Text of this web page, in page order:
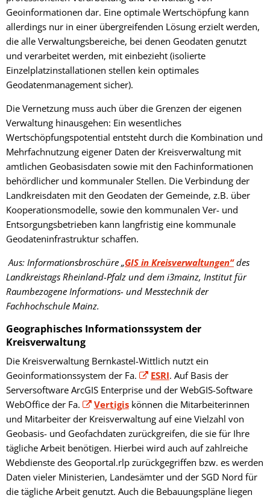
Bachelor of Arts
Praktikum
Öffentliche Bekanntmachungen
Bankverbindungen
Leitbild der Kreisverwaltung
Kreishaus & Fritz von Wille
E-Rechnungen
Kommunalwahl 2024
Radverkehr
Über uns
Orange
Pflege
Wohnen im
Ehrenamtliche Vormundschaft
Kulturpreis des Landkreises
Geoinformationen dar. Eine optimale Wertschöpfung kann
allerdings nur in einer übergreifenden Lösung erzielt werden,
die alle Verwaltungsbereiche, bei denen Geodaten genutzt
und verarbeitet werden, mit einbezieht (isolierte
Einzelplatzinstallationen stellen kein optimales
Geodatenmanagement sicher).
Die Vernetzung muss auch über die Grenzen der eigenen
Verwaltung hinausgehen: Ein wesentliches
Wertschöpfungspotential entsteht durch die Kombination und
Mehrfachnutzung eigener Daten der Kreisverwaltung mit
amtlichen Geobasisdaten sowie mit den Fachinformationen
behördlicher und kommunaler Stellen. Die Verbindung der
Landkreisdaten mit den Geodaten der Gemeinde, z.B. über
Kooperationsmodelle, sowie den kommunalen Ver- und
Entsorgungsbetrieben kann langfristig eine kommunale
Geodateninfrastruktur schaffen.
Aus: Informationsbroschüre „GIS in Kreisverwaltungen“des
Landkreistags Rheinland-Pfalz und dem i3mainz, Institut für
Raumbezogene Informations- und Messtechnik der
Fachhochschule Mainz.
Geographisches Informationssystem der
Kreisverwaltung
Die Kreisverwaltung Bernkastel-Wittlich nutzt ein
Geoinformationssystem der Fa.
ESRI. Auf Basis der
Serversoftware ArcGIS Enterprise und der WebGIS-Software
WebOffice der Fa.
Vertigiskönnen die Mitarbeiterinnen
und Mitarbeiter der Kreisverwaltung auf eine Vielzahl von
Geobasis- und Geofachdaten zurückgreifen, die sie für Ihre
tägliche Arbeit benötigen. Hierbei wird auch auf zahlreiche
Webdienste des Geoportal.rlp zurückgegriffen bzw. es werden
Daten vieler Ministerien, Landesämter und der SGD Nord für
die tägliche Arbeit genutzt. Auch die Bebauungspläne liegen